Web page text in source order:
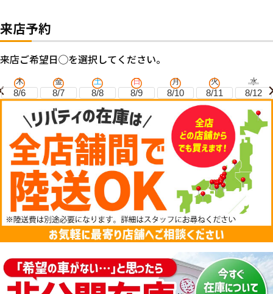
来店予約
来店ご希望日◯を選択してください。
木
8/6
金
8/7
土
8/8
日
8/9
月
8/10
火
8/11
水
8/12